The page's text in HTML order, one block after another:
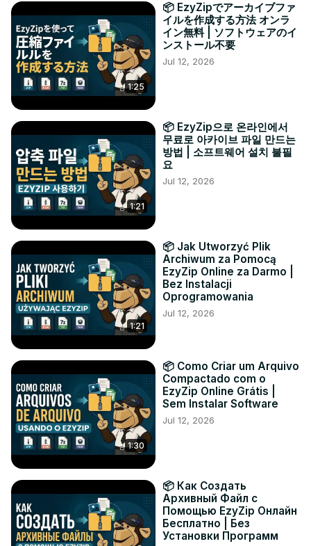
1:25
📦 EzyZipでアーカイブファ
イルを作成する方法 オンラ
イン無料 | ソフトウェアのイ
ンストール不要
Jul 12, 2026
1:21
📦 EzyZip으로 온라인에서
무료로 아카이브 파일 만드는
방법 | 소프트웨어 설치 불필
요
Jul 12, 2026
1:21
📦 Jak Utworzyć Plik
Archiwum za Pomocą
EzyZip Online za Darmo |
Bez Instalacji
Oprogramowania
Jul 12, 2026
1:30
📦 Como Criar um Arquivo
Compactado com o
EzyZip Online Grátis |
Sem Instalar Software
Jul 12, 2026
📦 Как Создать
Архивный Файл с
Помощью EzyZip Онлайн
Бесплатно | Без
Установки Программ